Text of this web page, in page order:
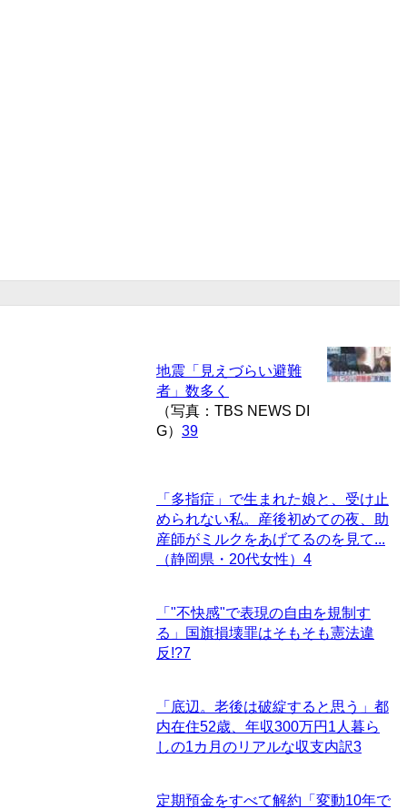
地震「見えづらい避難
者」数多く
（写真：TBS NEWS DI
G） 39
「多指症」で生まれた娘と、受け止
められない私。産後初めての夜、助
産師がミルクをあげてるのを見て...
（静岡県・20代女性） 4
「"不快感"で表現の自由を規制す
る」国旗損壊罪はそもそも憲法違
反!?7
「底辺。老後は破綻すると思う」都
内在住52歳、年収300万円1人暮ら
しの1カ月のリアルな収支内訳3
定期預金をすべて解約「変動10年で